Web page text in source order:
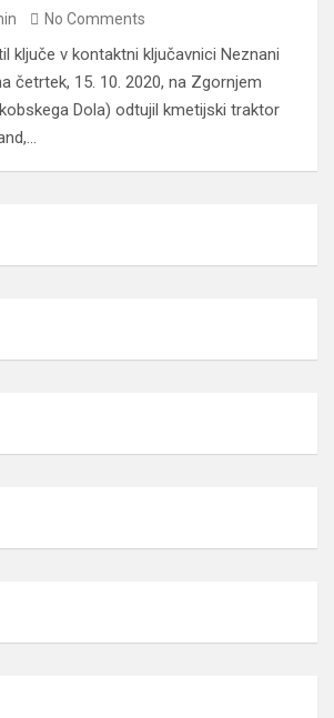
No Comments
ključe v kontaktni ključavnici Neznani
četrtek, 15. 10. 2020, na Zgornjem
Dola) odtujil kmetijski traktor